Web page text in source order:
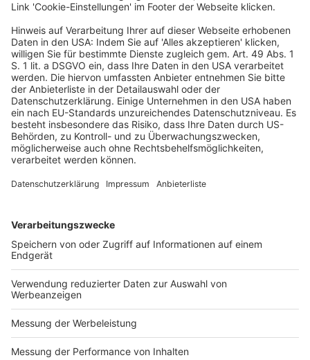
automatisieren. Die Produktion wird auf Auftrags- und auf
Laufebene durch Automatisierung beschleunigt. Indem
mehrere SKUs, auch von verschiedenen Kunden, auf
demselben Substrat und mit denselben Stanzformen gruppiert
werden, können sie in einem Lauf auf einer einzigen Rolle
gedruckt werden. Das bedeutet einen Effizienzgewinn.
Durch das Schneiden und Aufwickeln von Etiketten in
Chargen reduziert sich auch die Veredelungszeit, während
die für Kurzauflagen erforderliche Agilität steigt. Digitale
Workflows lassen sich zudem in MIS-Systeme integrieren,
automatisiert zu übergeben.
Digitale Transformation als Schlüssel
Der Kurzauflagen-Etikettendruck verändert die
Verpackungslandschaft grundlegend. Er ermöglicht häufige
Designänderungen, individuelle Gestaltung mit 2D-Codes für
höhere Kundenbindung, ohne regulatorische Anforderungen